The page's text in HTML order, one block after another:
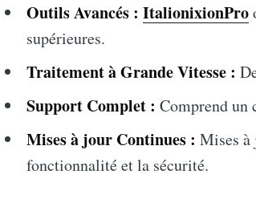
Outils Avancés : ItalionixionPro
supérieures.
Traitement à Grande Vitesse :
Support Complet : Comprend un
Mises à jour Continues : Mises
fonctionnalité et la sécurité.